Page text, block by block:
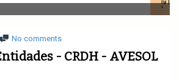
v
i
a
i
No comments
- CRDH - AVESOL